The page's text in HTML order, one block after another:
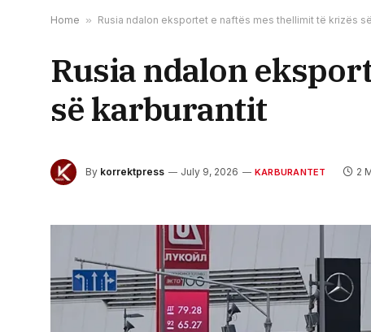
Home » Rusia ndalon eksportet e naftës mes thellimit të krizës
Rusia ndalon
së karburantit
By korrektpress July 9, 2026 KARBURANTET 2